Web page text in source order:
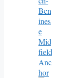
Ben
Ines
E
Mid
Field
Anc
Hor